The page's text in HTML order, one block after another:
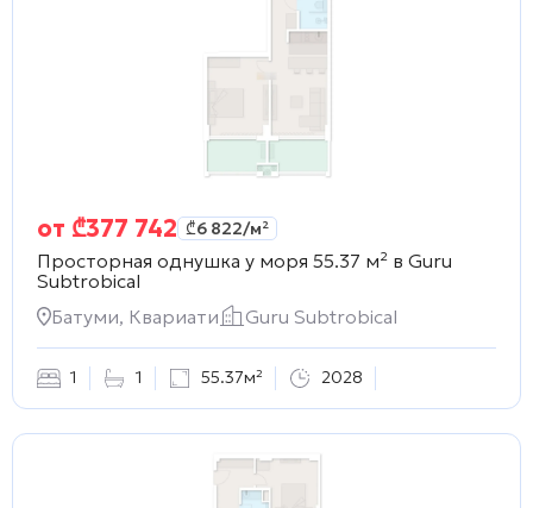
от ₾377 742 ₾6 822/м²
Просторная однушка у моря 55.37 м² в Guru
Subtrobical
Батуми, Квариати
Guru Subtrobical
1 1 55.37м² 2028